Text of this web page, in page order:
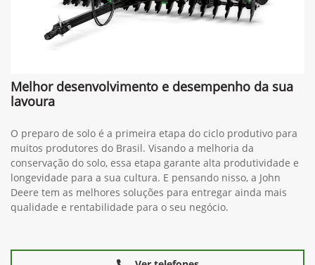
Melhor desenvolvimento e desempenho da sua
lavoura
O preparo de solo é a primeira etapa do ciclo produtivo para
muitos produtores do Brasil. Visando a melhoria da
conservação do solo, essa etapa garante alta produtividade e
longevidade para a sua cultura. E pensando nisso, a John
Deere tem as melhores soluções para entregar ainda mais
qualidade e rentabilidade para o seu negócio.